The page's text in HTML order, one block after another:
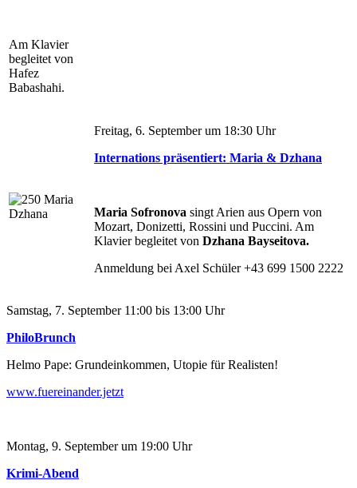
Am Klavier
begleitet von
Hafez
Babashahi.
Freitag, 6. September um 18:30 Uhr
Internations präsentiert: Maria & Dzhana
Maria Sofronova singt Arien aus Opern von
Mozart, Donizetti, Rossini und Puccini. Am
Klavier begleitet von Dzhana Bayseitova.
Anmeldung bei Axel Schüler +43 699 1500 2222
Samstag, 7. September 11:00 bis 13:00 Uhr
PhiloBrunch
Helmo Pape: Grundeinkommen, Utopie für Realisten!
www.fuereinander.jetzt
Montag, 9. September um 19:00 Uhr
Krimi-Abend